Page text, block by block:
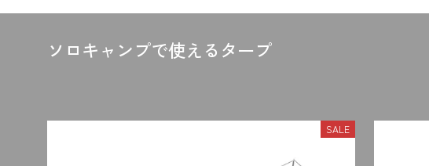
ソロキャンプで使えるタープ
SALE